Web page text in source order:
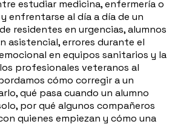
estudiar medicina, enfermería o
enfrentarse al día a día de un
residentes en urgencias, alumnos
asistencial, errores durante el
en equipos sanitarios y la
profesionales veteranos al
cómo corregir a un
qué pasa cuando un alumno
por qué algunos compañeros
quienes empiezan y cómo una